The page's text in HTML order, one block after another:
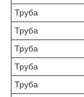
Труба
Труба
Труба
Труба
Труба